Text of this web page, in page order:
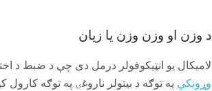
د وزن او وزن وزن یا زیان
لامیکال یو انټيکوفولر درمل دی چې د ضبط د
وړونکي په توګه د بیتولر ناروغۍ په توګه کارول